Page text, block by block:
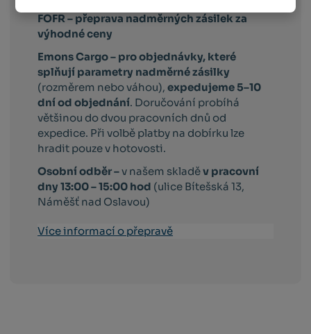
FOFR – přeprava nadměrných zásilek za
výhodné ceny
Emons Cargo – pro objednávky, které
splňují parametry nadměrné zásilky
(rozměrem nebo váhou),expedujeme 5–10
dní od objednání. Doručování probíhá
většinou do dvou pracovních dnů od
expedice. Při volbě platby na dobírku lze
hradit pouze v hotovosti.
Osobní odběr –v našem skladěv pracovní
dny 13:00 – 15:00 hod (ulice Bítešská 13,
Náměšť nad Oslavou)
Více informací o přepravě